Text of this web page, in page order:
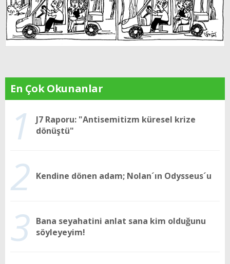
En Çok Okunanlar
1
J7 Raporu: "Antisemitizm küresel krize
dönüştü"
2 Kendine dönen adam; Nolan´ın Odysseus´u
3 Bana seyahatini anlat sana kim olduğunu
söyleyeyim!